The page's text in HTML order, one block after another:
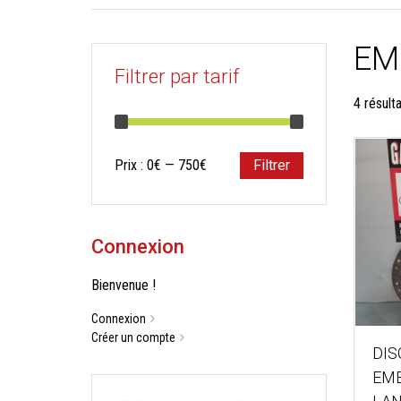
4
Filtrer par tarif
Prix
Prix
Filtrer
Prix : 0€ — 750€
Connexion
Bienvenue !
Connexion
Créer un compte